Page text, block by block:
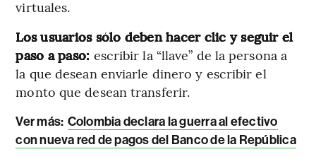
virtuales.
Los usuarios sólo deben hacer clic y seguir el
paso a paso: escribir la “llave” de la persona a
la que desean enviarle dinero y escribir el
monto que desean transferir.
Ver más: Colombia declara la guerra al efectivo
con nueva red de pagos del Banco de la República